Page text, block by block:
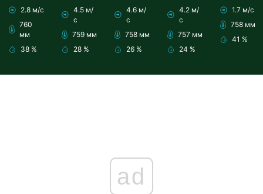
2.8 м/с
760
мм
38 %
4.5 м/
с
759 мм
28 %
4.6 м/
с
758 мм
26 %
4.2 м/
с
757 мм
24 %
1.7 м/с
758 мм
41 %
ad